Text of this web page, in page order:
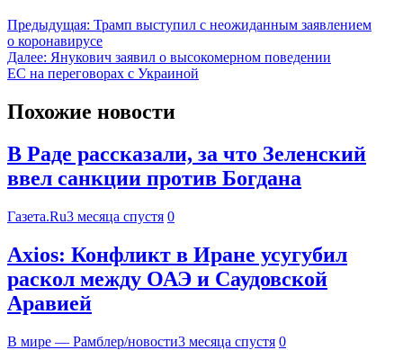
Предыдущая: Трамп выступил с неожиданным заявлением
о коронавирусе
Далее: Янукович заявил о высокомерном поведении
ЕС на переговорах с Украиной
Похожие новости
В Раде рассказали, за что Зеленский
ввел санкции против Богдана
Газета.Ru3 месяца спустя 0
Axios: Конфликт в Иране усугубил
раскол между ОАЭ и Саудовской
Аравией
В мире — Рамблер/новости3 месяца спустя 0